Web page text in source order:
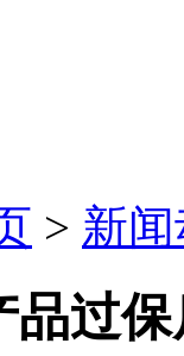
> 新
品过